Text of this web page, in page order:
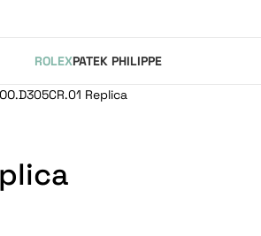
ROLEXPATEK PHILIPPE
Replica